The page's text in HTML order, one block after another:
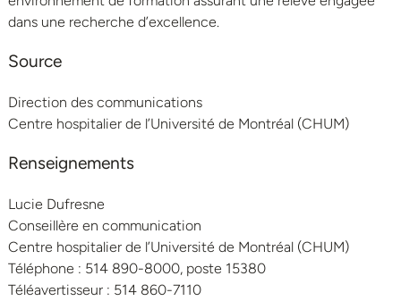
dans une recherche d’excellence.
Source
Direction des communications
Centre hospitalier de l’Université de Montréal (CHUM)
Renseignements
Lucie Dufresne
Conseillère en communication
Centre hospitalier de l’Université de Montréal (CHUM)
Téléphone : 514 890-8000, poste 15380
Téléavertisseur : 514 860-7110